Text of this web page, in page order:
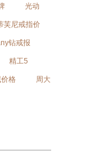
光动
芙尼戒指价
钻戒报
精工5
格 周大